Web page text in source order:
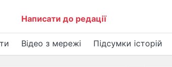
Написати до редації
Відео з мережі Підсумки історій